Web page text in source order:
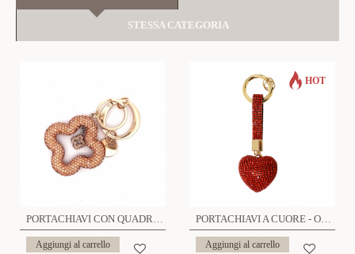
STESSA CATEGORIA
PORTACHIAVI CON QUADRIFOGLIO - YF23296E432
Aggiungi al carrello
HOT
PORTACHIAVI A CUORE - OMQ2488A219
Aggiungi al carrello